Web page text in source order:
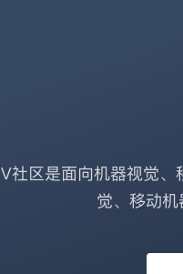
V社区是面向机器视觉
觉、移动